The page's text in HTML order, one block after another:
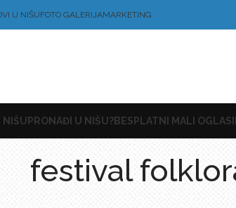
U NIŠUFOTO GALERIJAMARKETING
NIŠU PRONAĐI U NIŠU?BESPLATNI MALI OGLASI
festival